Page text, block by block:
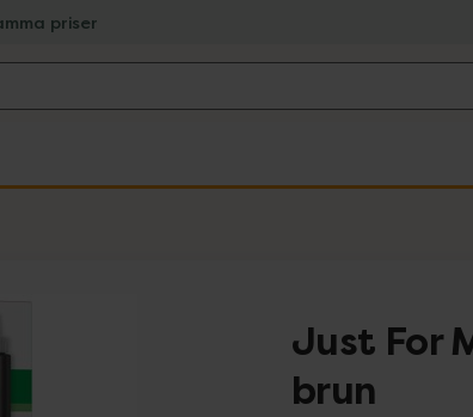
priser
Just For
brun